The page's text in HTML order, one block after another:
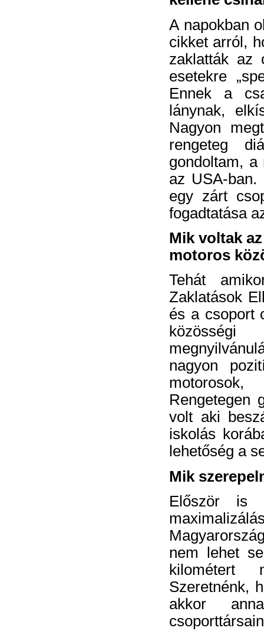
A napokban
cikket arról,
zaklatták az
esetekre
Ennek a
lánynak,
Nagyon
rengeteg
gondoltam,
az USA-ban.
egy zárt
fogadtatása
Mik voltak
motoros
Tehát
Zaklatások
és a csoport
nagyon
Rengetegen
volt aki
iskolás
lehetőség a
Mik
Először is
nem lehet
kilométert
Szeretnénk,
akkor